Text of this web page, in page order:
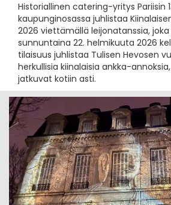
Historiallinen catering-yritys Pariisin
kaupunginosassa juhlistaa
2026 viettämällä leijonatanssia,
sunnuntaina 22. helmikuuta 2026
tilaisuus juhlistaa Tulisen Hevosen
herkullisia kiinalaisia ankka-
jatkuvat kotiin asti.